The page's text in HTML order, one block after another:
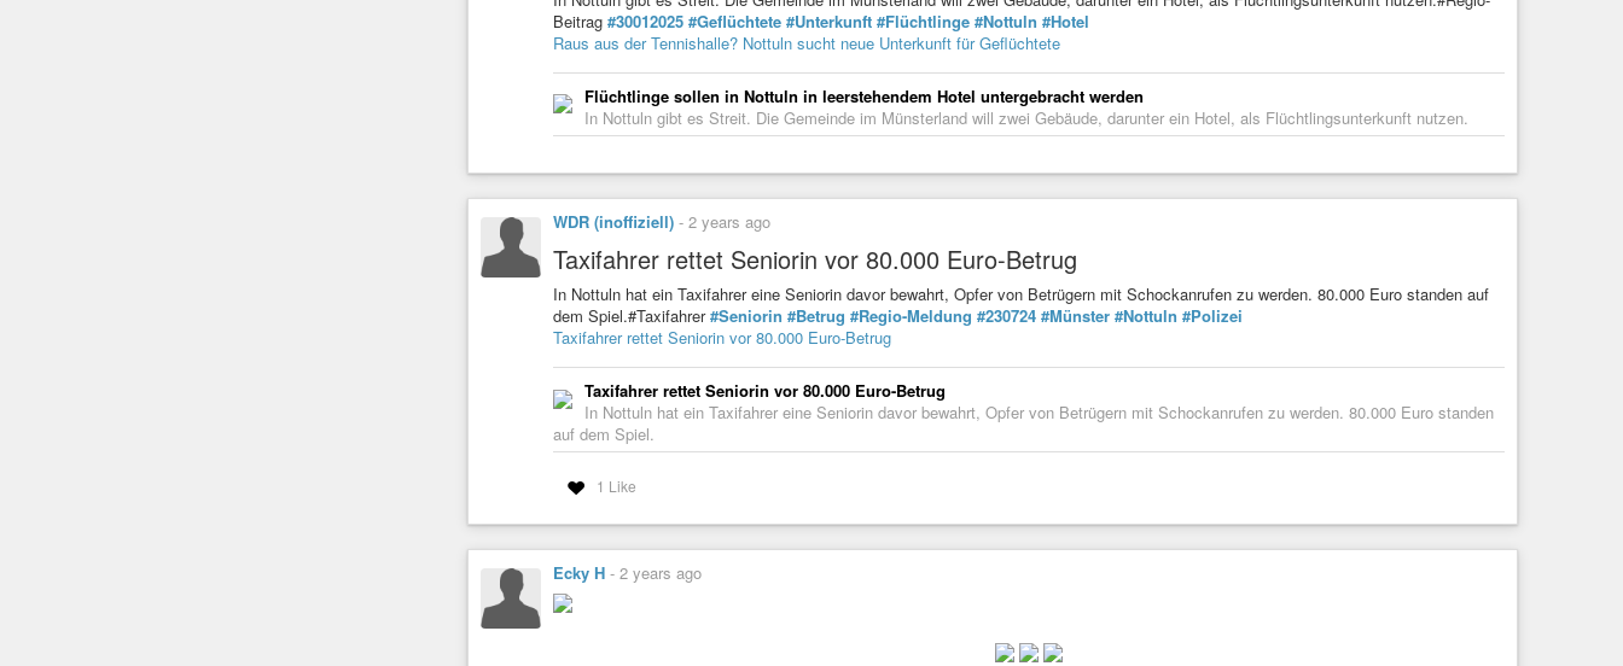
Beitrag #30012025 #Geflüchtete #Unterkunft #Flüchtlinge #Nottuln #Hotel
Raus aus der Tennishalle? Nottuln sucht neue Unterkunft für Geflüchtete
Flüchtlinge sollen in Nottuln in leerstehendem Hotel untergebracht werden
In Nottuln gibt es Streit. Die Gemeinde im Münsterland will zwei Gebäude, darunter ein Hotel, als Flüchtlingsunterkunft nutzen.
WDR (inoffiziell) - 2 years ago
Taxifahrer rettet Seniorin vor 80.000 Euro-Betrug
In Nottuln hat ein Taxifahrer eine Seniorin davor bewahrt, Opfer von Betrügern mit Schockanrufen zu werden. 80.000 Euro standen auf
dem Spiel.#Taxifahrer#Seniorin #Betrug #Regio-Meldung #230724 #Münster #Nottuln #Polizei
Taxifahrer rettet Seniorin vor 80.000 Euro-Betrug
Taxifahrer rettet Seniorin vor 80.000 Euro-Betrug
In Nottuln hat ein Taxifahrer eine Seniorin davor bewahrt, Opfer von Betrügern mit Schockanrufen zu werden. 80.000 Euro standen
auf dem Spiel.
1 Like
Ecky H - 2 years ago